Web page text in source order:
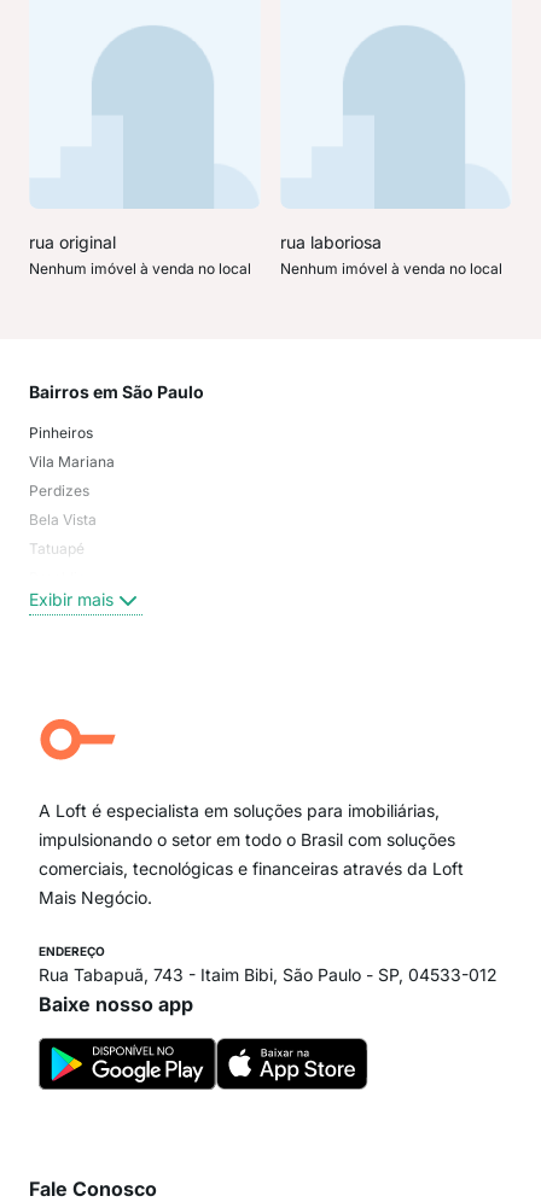
rua original
Nenhum imóvel à venda no local
rua laboriosa
Nenhum imóvel à venda no local
Bairros em São Paulo
Pinheiros
Vila Mariana
Perdizes
Bela Vista
Tatuapé
Centro
Campo Belo
Ipiranga
Paraíso
Itaim Bibi
Exibir mais
A Loft é especialista em soluções para imobiliárias,
impulsionando o setor em todo o Brasil com soluções
comerciais, tecnológicas e financeiras através da Loft
Mais Negócio.
ENDEREÇO
Rua Tabapuã, 743 - Itaim Bibi, São Paulo - SP, 04533-012
Baixe nosso app
Fale Conosco